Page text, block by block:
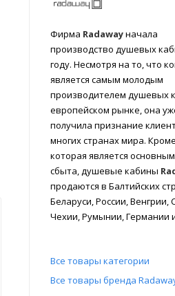
Фирма Radawayначала
производство душевых
году. Несмотря на то, что
является самым молодым
производителем душевых
европейском рынке, она
получила признание
многих странах мира.
которая является
сбыта, душевые кабины
продаются в Балтийских
Беларуси, России, Венгрии,
Чехии, Румынии, Германии
Все товары категории
Все товары бренда